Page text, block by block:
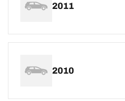
2011
2010